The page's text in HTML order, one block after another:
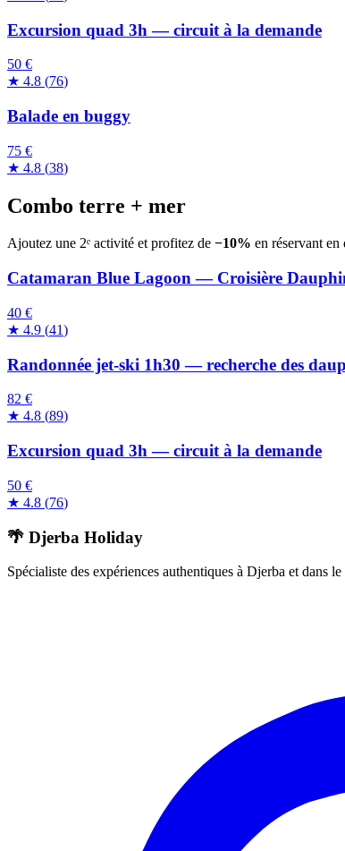
Excursion quad 3h — circuit à la demande
50 €
★ 4.8 (76)
Balade en buggy
75 €
★ 4.8 (38)
Combo terre + mer
Ajoutez une 2ᵉ activité et profitez de −10% en réservant
Catamaran Blue Lagoon — Croisière
40 €
★ 4.9 (41)
Randonnée jet-ski 1h30 — recherche des
82 €
★ 4.8 (89)
Excursion quad 3h — circuit à la demande
50 €
★ 4.8 (76)
🌴 Djerba Holiday
Spécialiste des expériences authentiques à Djerba et dans